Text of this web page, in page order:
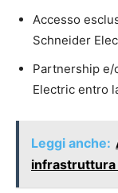
Accesso
Schneider
Partnership
Electric entro
Leggi anche:
infrastruttura